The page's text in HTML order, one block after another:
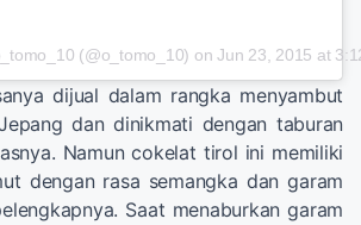
(@o_tomo_10) on Jun 23, 2015 at
dijual dalam rangka menyambut
dan dinikmati dengan taburan
Namun cokelat tirol ini memiliki
dengan rasa semangka dan garam
Saat menaburkan garam